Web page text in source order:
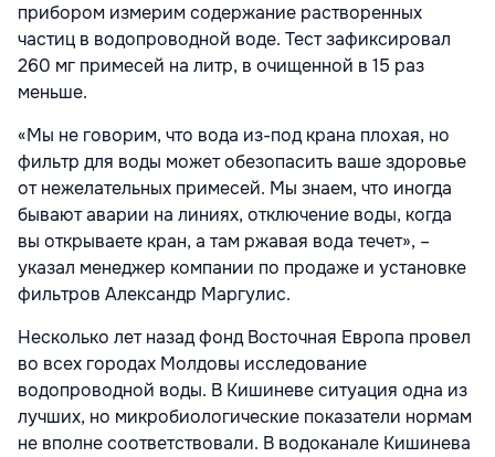
прибором измерим содержание растворенных
частиц в водопроводной воде. Тест зафиксировал
260 мг примесей на литр, в очищенной в 15 раз
меньше.
«Мы не говорим, что вода из-под крана плохая, но
фильтр для воды может обезопасить ваше здоровье
от нежелательных примесей. Мы знаем, что иногда
бывают аварии на линиях, отключение воды, когда
вы открываете кран, а там ржавая вода течет», –
указал менеджер компании по продаже и установке
фильтров Александр Маргулис.
Несколько лет назад фонд Восточная Европа провел
во всех городах Молдовы исследование
водопроводной воды. В Кишиневе ситуация одна из
лучших, но микробиологические показатели нормам
не вполне соответствовали. В водоканале Кишинева